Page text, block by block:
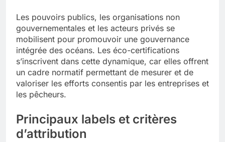
Les pouvoirs publics, les organisations non
gouvernementales et les acteurs privés se
mobilisent pour promouvoir une gouvernance
intégrée des océans. Les éco-certifications
s’inscrivent dans cette dynamique, car elles offrent
un cadre normatif permettant de mesurer et de
valoriser les efforts consentis par les entreprises et
les pêcheurs.
Principaux labels et critères
d’attribution